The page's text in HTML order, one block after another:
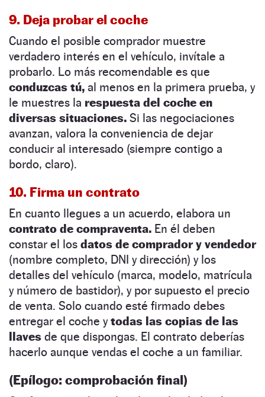
9. Deja probar el coche
Cuando el posible comprador muestre
verdadero interés en el vehículo, invítale a
probarlo. Lo más recomendable es que
conduzcas tú, al menos en la primera prueba, y
le muestres la respuesta del coche en
diversas situaciones. Si las negociaciones
avanzan, valora la conveniencia de dejar
conducir al interesado (siempre contigo a
bordo, claro).
10. Firma un contrato
En cuanto llegues a un acuerdo, elabora un
contrato de compraventa. En él deben
constar el los datos de comprador y vendedor
(nombre completo, DNI y dirección) y los
detalles del vehículo (marca, modelo, matrícula
y número de bastidor), y por supuesto el precio
de venta. Solo cuando esté firmado debes
entregar el coche ytodas las copias de las
llaves de que dispongas. El contrato deberías
hacerlo aunque vendas el coche a un familiar.
(Epílogo: comprobación final)